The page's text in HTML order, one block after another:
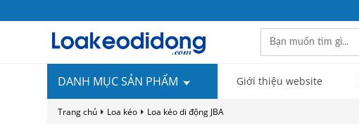
DANH MỤC SẢN PHẨM Giới thiệu website
Trang chủ Loa kéo Loa kéo di động JBA